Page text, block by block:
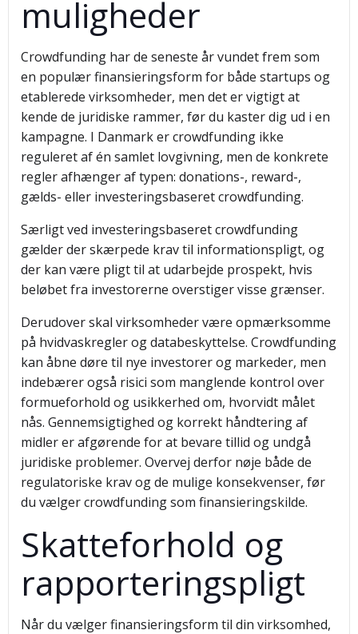
muligheder
Crowdfunding har de seneste år vundet frem som
en populær finansieringsform for både startups og
etablerede virksomheder, men det er vigtigt at
kende de juridiske rammer, før du kaster dig ud i en
kampagne. I Danmark er crowdfunding ikke
reguleret af én samlet lovgivning, men de konkrete
regler afhænger af typen: donations-, reward-,
gælds- eller investeringsbaseret crowdfunding.
Særligt ved investeringsbaseret crowdfunding
gælder der skærpede krav til informationspligt, og
der kan være pligt til at udarbejde prospekt, hvis
beløbet fra investorerne overstiger visse grænser.
Derudover skal virksomheder være opmærksomme
på hvidvaskregler og databeskyttelse. Crowdfunding
kan åbne døre til nye investorer og markeder, men
indebærer også risici som manglende kontrol over
formueforhold og usikkerhed om, hvorvidt målet
nås. Gennemsigtighed og korrekt håndtering af
midler er afgørende for at bevare tillid og undgå
juridiske problemer. Overvej derfor nøje både de
regulatoriske krav og de mulige konsekvenser, før
du vælger crowdfunding som finansieringskilde.
Skatteforhold og
rapporteringspligt
Når du vælger finansieringsform til din virksomhed,